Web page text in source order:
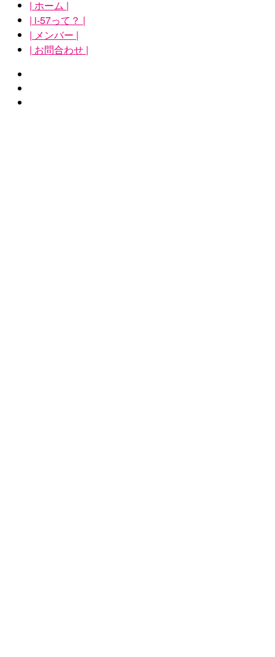
| ホーム |
| i-57って？ |
| メンバー |
| お問合わせ |